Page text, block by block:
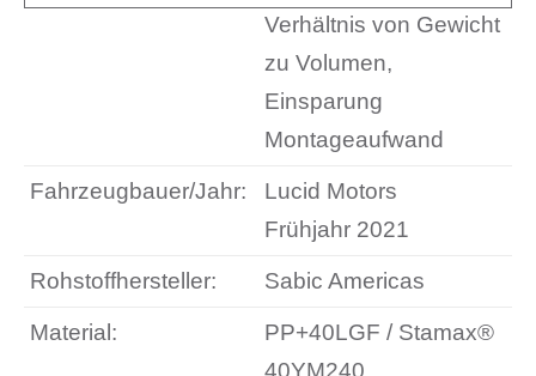
Verhältnis von Gewicht
zu Volumen,
Einsparung
Montageaufwand
Fahrzeugbauer/Jahr:
Lucid Motors
Frühjahr 2021
Rohstoffhersteller: Sabic Americas
Material:
PP+40LGF / Stamax®
40YM240